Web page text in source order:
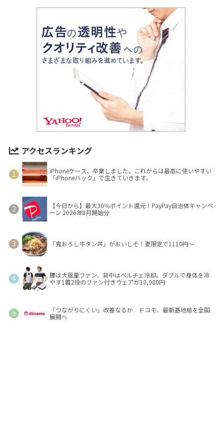
アクセスランキング
iPhoneケース、卒業しました。これからは最高に使いやすい
「iPhoneバック」で生きていきます。
【今日から】最大30％ポイント還元！PayPay自治体キャンペ
ーン 2026年8月開始分
「鬼おろし牛タン丼」がおいしそ！夏限定で1110円～
腰は大風量ファン、背中はペルチェ冷却。ダブルで身体を冷
やす1着2役のファン付きウェアが10,980円
「つながりにくい」改善なるか ドコモ、最新基地局を全国
展開へ